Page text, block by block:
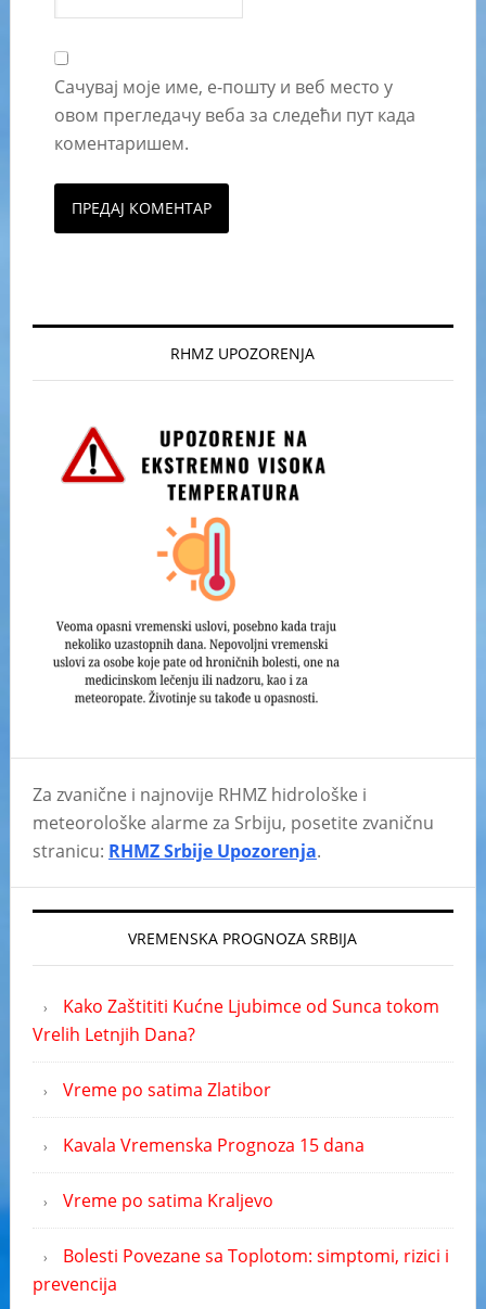
Сачувај моје име, е-пошту и веб место у
овом прегледачу веба за следећи пут када
коментаришем.
RHMZ UPOZORENJA
Za zvanične i najnovije RHMZ hidrološke i
meteorološke alarme za Srbiju, posetite zvaničnu
stranicu: RHMZ Srbije Upozorenja.
VREMENSKA PROGNOZA SRBIJA
Kako Zaštititi Kućne Ljubimce od Sunca tokom
Vrelih Letnjih Dana?
Vreme po satima Zlatibor
Kavala Vremenska Prognoza 15 dana
Vreme po satima Kraljevo
Bolesti Povezane sa Toplotom: simptomi, rizici i
prevencija